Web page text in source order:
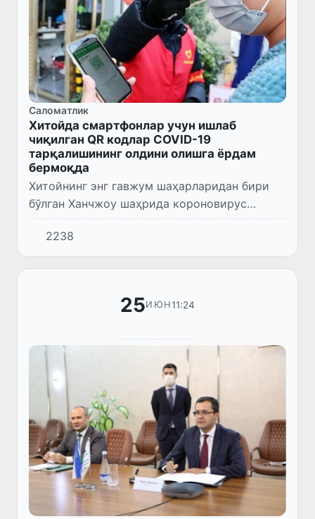
Саломатлик
Хитойда смартфонлар учун ишлаб
чиқилган QR кодлар COVID-19
тарқалишининг олдини олишга ёрдам
бермоқда
Хитойнинг энг гавжум шаҳарларидан бири
бўлган Ханчжоу шаҳрида короновирус
тарқалишининг олдини олишга ёрдам
берадиган стандарт ишлаб чиқилди.
2238
25ИЮН11:24